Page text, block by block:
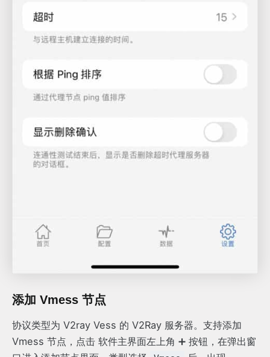
添加 Vmess 节点
协议类型为 V2ray Vess 的 V2Ray 服务器。支持添加
Vmess 节点，点击 软件主界面左上角 ➕ 按钮，在弹出窗